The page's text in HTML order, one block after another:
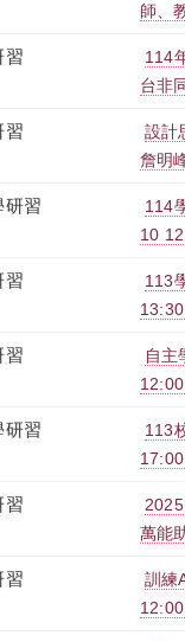
師、
習
114
台非
習
設計
詹明
研習
114
10
習
113
習
自主
研習
113
習
萬能
習
訓練